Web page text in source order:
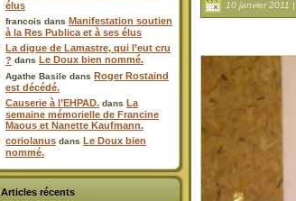
élus
francois dans Manifestation soutien
à la Res Publica et à ses élus
La digue de Lamastre, qui l’eut cru
? dans Le Doux bien nommé.
Agathe Basile dans Roger Rostaind
est décédé.
Causerie à l’EHPAD. dans La
semaine mémorielle de Francine
Maous et Nanette Kaufmann.
coriolanus dans Le Doux bien
nommé.
Articles récents
10 janvier 2011 |